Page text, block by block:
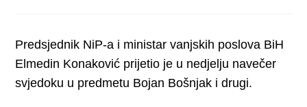
Predsjednik NiP-a i ministar vanjskih poslova BiH
Elmedin Konaković prijetio je u nedjelju navečer
svjedoku u predmetu Bojan Bošnjak i drugi.